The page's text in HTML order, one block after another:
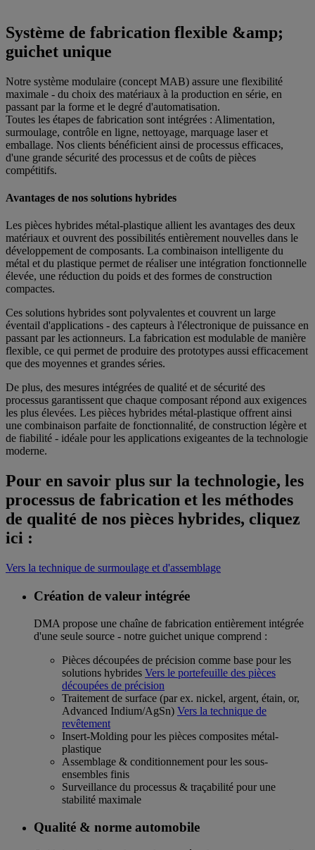
Système de fabrication flexible &amp;
guichet unique
Notre système modulaire (concept MAB) assure une flexibilité
maximale - du choix des matériaux à la production en série, en
passant par la forme et le degré d'automatisation.
Toutes les étapes de fabrication sont intégrées : Alimentation,
surmoulage, contrôle en ligne, nettoyage, marquage laser et
emballage. Nos clients bénéficient ainsi de processus efficaces,
d'une grande sécurité des processus et de coûts de pièces
compétitifs.
Avantages de nos solutions hybrides
Les pièces hybrides métal-plastique allient les avantages des deux
matériaux et ouvrent des possibilités entièrement nouvelles dans le
développement de composants. La combinaison intelligente du
métal et du plastique permet de réaliser une intégration fonctionnelle
élevée, une réduction du poids et des formes de construction
compactes.
Ces solutions hybrides sont polyvalentes et couvrent un large
éventail d'applications - des capteurs à l'électronique de puissance en
passant par les actionneurs. La fabrication est modulable de manière
flexible, ce qui permet de produire des prototypes aussi efficacement
que des moyennes et grandes séries.
De plus, des mesures intégrées de qualité et de sécurité des
processus garantissent que chaque composant répond aux exigences
les plus élevées. Les pièces hybrides métal-plastique offrent ainsi
une combinaison parfaite de fonctionnalité, de construction légère et
de fiabilité - idéale pour les applications exigeantes de la technologie
moderne.
Pour en savoir plus sur la technologie, les
processus de fabrication et les méthodes
de qualité de nos pièces hybrides, cliquez
ici :
Vers la technique de surmoulage et d'assemblage
Création de valeur intégrée
DMA propose une chaîne de fabrication entièrement intégrée
d'une seule source - notre guichet unique comprend :
Pièces découpées de précision comme base pour les
solutions hybrides Vers le portefeuille des pièces
découpées de précision
Traitement de surface (par ex. nickel, argent, étain, or,
Advanced Indium/AgSn) Vers la technique de
revêtement
Insert-Molding pour les pièces composites métal-
plastique
Assemblage & conditionnement pour les sous-
ensembles finis
Surveillance du processus & traçabilité pour une
stabilité maximale
Qualité & norme automobile